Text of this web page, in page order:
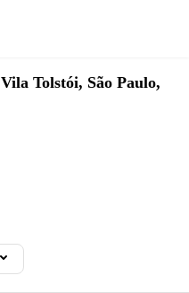
Vila Tolstói, São Paulo,